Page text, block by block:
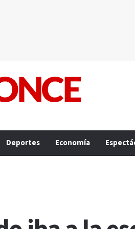
Deportes Economía